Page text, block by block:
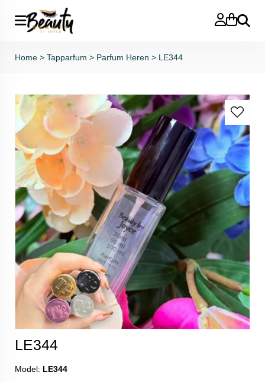
Zoeken
Home > Tapparfum > Parfum Heren > LE344
LE344
Model: LE344